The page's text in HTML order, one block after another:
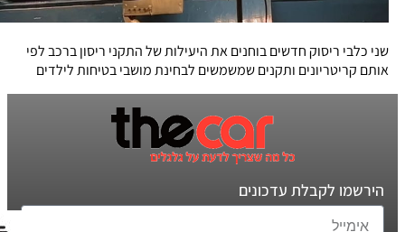
שני כלבי ריסוק חדשים בוחנים את היעילות של התקני ריסון ברכב לפי
אותם קריטריונים ותקנים שמשמשים לבחינת מושבי בטיחות לילדים
הירשמו לקבלת עדכונים